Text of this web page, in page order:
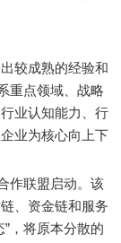
较成熟的经验和
重点领域、战略
业认知能力、行
业为核心向上下
作联盟启动。该
、资金链和服务
，将原本分散的